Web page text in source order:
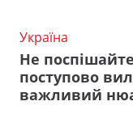
Україна
Не
поступово
важливий